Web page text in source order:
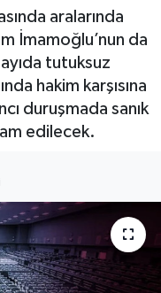
aralarında
İmamoğlu’nun da
tutuksuz
hakim karşısına
duruşmada sanık
edilecek.